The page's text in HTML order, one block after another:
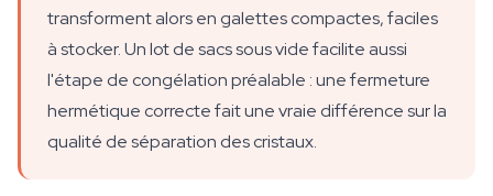
transforment alors en galettes compactes, faciles
à stocker. Un lot de sacs sous vide facilite aussi
l'étape de congélation préalable : une fermeture
hermétique correcte fait une vraie différence sur la
qualité de séparation des cristaux.